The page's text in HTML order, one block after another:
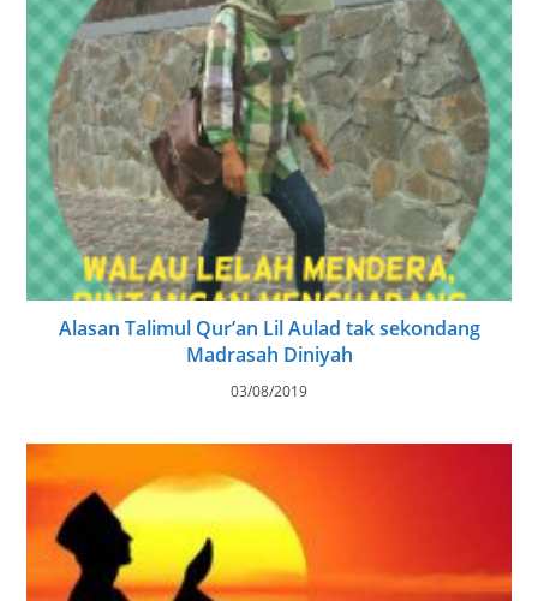
Alasan Talimul Qur’an Lil Aulad tak sekondang
Madrasah Diniyah
03/08/2019